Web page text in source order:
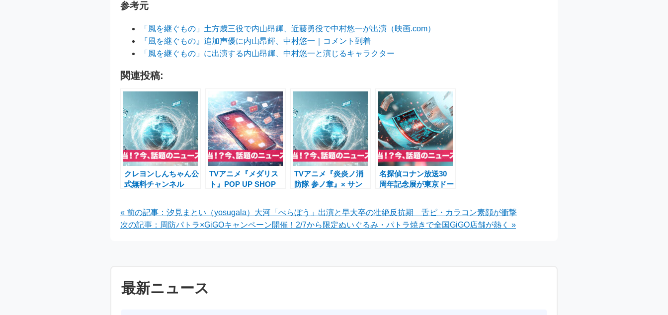
参考元
「風を継ぐもの」土方歳三役で内山昂輝、近藤勇役で中村悠一が出演（映画.com）
『風を継ぐもの』追加声優に内山昂輝、中村悠一｜コメント到着
「風を継ぐもの」に出演する内山昂輝、中村悠一と演じるキャラクター
関連投稿:
クレヨンしんちゃん公
式無料チャンネル
開始
TVアニメ『メダリス
ト』POP UP SHOP
ぬいパル新商品も
TVアニメ『炎炎ノ消
防隊 参ノ章』× サン
豪華コラボ最新情報
名探偵コナン放送30
周年記念展が東京ドー
特別放送企画も決定
« 前の記事：汐見まとい（yosugala）大河「べらぼう」出演と早大卒の壮絶反抗期 舌ピ・カラコン素顔が衝撃
次の記事：周防パトラ×GiGOキャンペーン開催！2/7から限定ぬいぐるみ・パトラ焼きで全国GiGO店舗が熱く »
最新ニュース